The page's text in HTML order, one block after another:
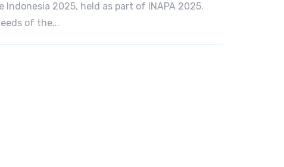
2025, held as part of INAPA 2025.
of the...